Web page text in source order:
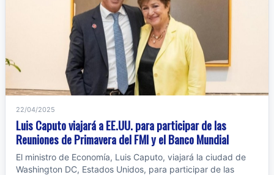
22/04/2025
Luis Caputo viajará a EE.UU. para participar de las
Reuniones de Primavera del FMI y el Banco Mundial
El ministro de Economía, Luis Caputo, viajará la ciudad de
Washington DC, Estados Unidos, para participar de las